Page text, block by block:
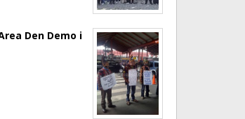
Den Demo i